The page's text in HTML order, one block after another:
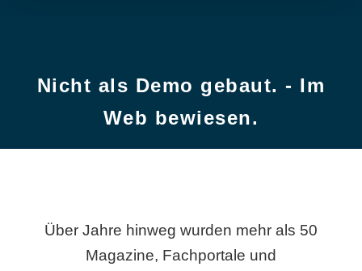
Nicht als Demo gebaut. - Im
Web bewiesen.
Über Jahre hinweg wurden mehr als 50
Magazine, Fachportale und